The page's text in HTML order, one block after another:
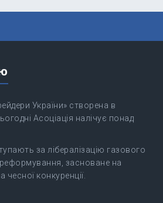
України» створена в
Асоціація налічує понад
за лібералізацію газового
засноване на
чесної конкуренції.